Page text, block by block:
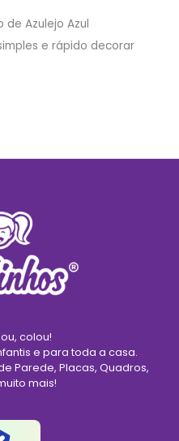
de Azulejo Azul
e rápido decorar
colou!
e para toda a casa.
Parede, Placas, Quadros,
mais!